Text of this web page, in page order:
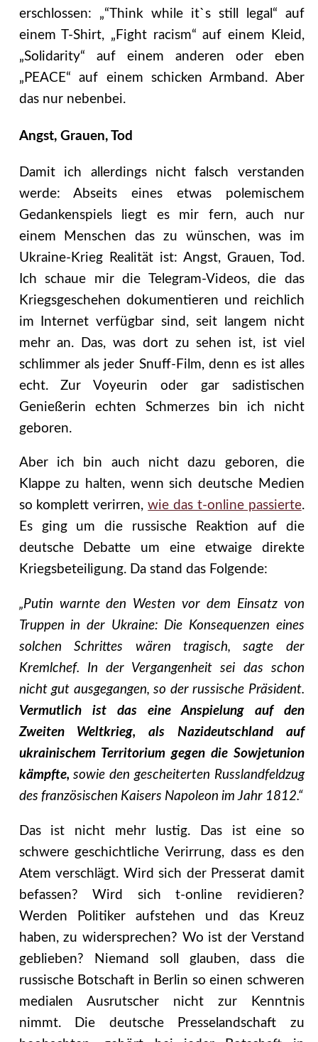
erschlossen: „“Think while it`s still legal“ auf
einem T-Shirt, „Fight racism“ auf einem Kleid,
„Solidarity“ auf einem anderen oder eben
„PEACE“ auf einem schicken Armband. Aber
das nur nebenbei.
Angst, Grauen, Tod
Damit ich allerdings nicht falsch verstanden
werde: Abseits eines etwas polemischem
Gedankenspiels liegt es mir fern, auch nur
einem Menschen das zu wünschen, was im
Ukraine-Krieg Realität ist: Angst, Grauen, Tod.
Ich schaue mir die Telegram-Videos, die das
Kriegsgeschehen dokumentieren und reichlich
im Internet verfügbar sind, seit langem nicht
mehr an. Das, was dort zu sehen ist, ist viel
schlimmer als jeder Snuff-Film, denn es ist alles
echt. Zur Voyeurin oder gar sadistischen
Genießerin echten Schmerzes bin ich nicht
geboren.
Aber ich bin auch nicht dazu geboren, die
Klappe zu halten, wenn sich deutsche Medien
so komplett verirren,wie das t-online passierte.
Es ging um die russische Reaktion auf die
deutsche Debatte um eine etwaige direkte
Kriegsbeteiligung. Da stand das Folgende:
„Putin warnte den Westen vor dem Einsatz von
Truppen in der Ukraine: Die Konsequenzen eines
solchen Schrittes wären tragisch, sagte der
Kremlchef. In der Vergangenheit sei das schon
nicht gut ausgegangen, so der russische Präsident.
Vermutlich ist das eine Anspielung auf den
Zweiten Weltkrieg, als Nazideutschland auf
ukrainischem Territorium gegen die Sowjetunion
kämpfte, sowie den gescheiterten Russlandfeldzug
des französischen Kaisers Napoleon im Jahr 1812.“
Das ist nicht mehr lustig. Das ist eine so
schwere geschichtliche Verirrung, dass es den
Atem verschlägt. Wird sich der Presserat damit
befassen? Wird sich t-online revidieren?
Werden Politiker aufstehen und das Kreuz
haben, zu widersprechen? Wo ist der Verstand
geblieben? Niemand soll glauben, dass die
russische Botschaft in Berlin so einen schweren
medialen Ausrutscher nicht zur Kenntnis
nimmt. Die deutsche Presselandschaft zu